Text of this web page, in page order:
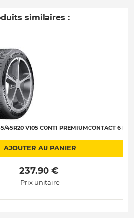
similaires :
45R20 V105 CONTI PREMIUMCONTACT 6 B-
AJOUTER AU PANIER
237.90 €
Prix unitaire